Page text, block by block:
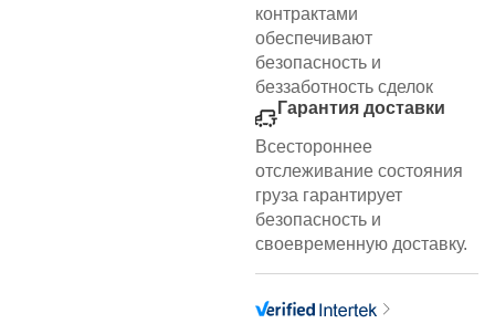
контрактами
обеспечивают
безопасность и
беззаботность сделок
Гарантия доставки
Всестороннее
отслеживание состояния
груза гарантирует
безопасность и
своевременную доставку.